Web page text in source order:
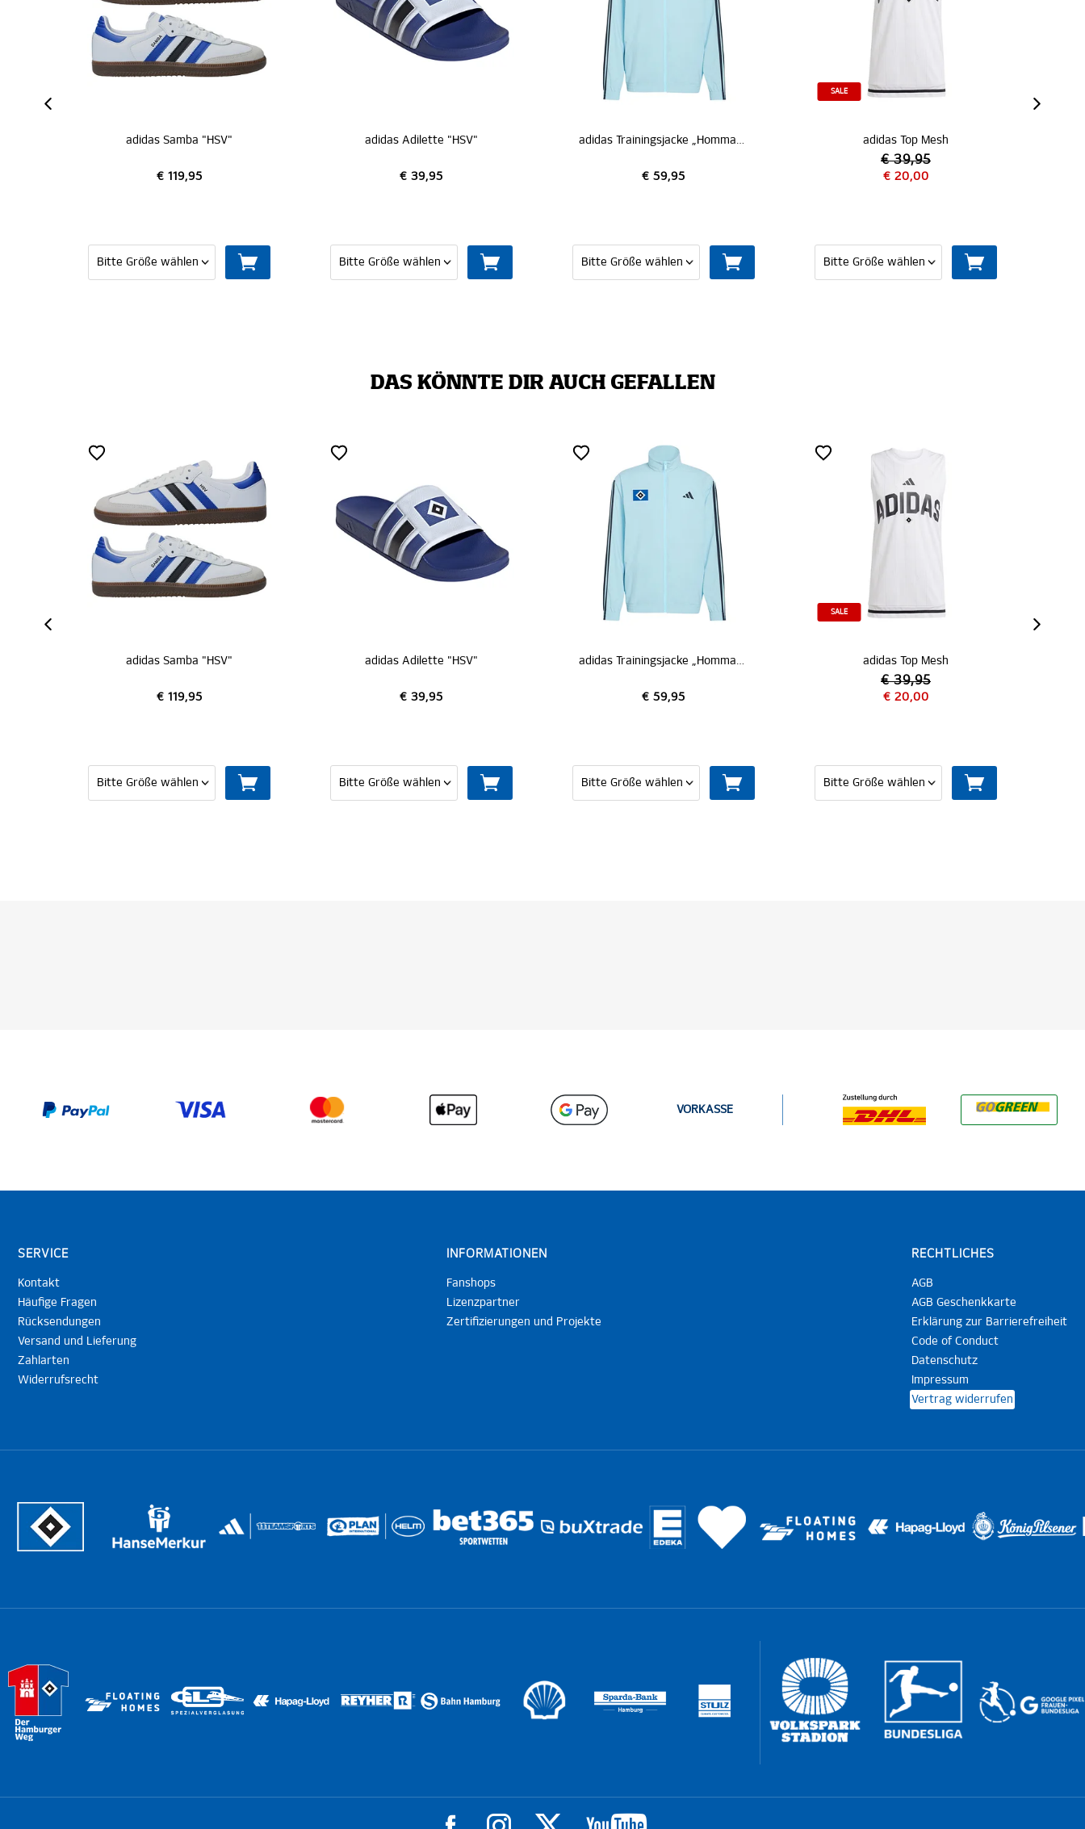
adidas Trainingsjacke „Hommage Pokalsieg 1976“
SALE
adidas Top Mesh
DAS KÖNNTE DIR AUCH GEFALLEN
adidas Samba "HSV" adidas Adilette "HSV" adidas Trainingsjacke „Hommage Pokalsieg 1976“ adidas Top Mesh
VORKASSE
SERVICE
Kontakt
Häufige Fragen
Rücksendungen
Versand und Lieferung
Zahlarten
Widerrufsrecht
INFORMATIONEN
Fanshops
Lizenzpartner
Zertifizierungen und Projekte
RECHTLICHES
AGB
AGB Geschenkkarte
Erklärung zur Barrierefreiheit
Code of Conduct
Datenschutz
Impressum
Vertrag widerrufen